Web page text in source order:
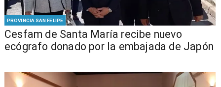
PROVINCIA SAN FELIPE
Cesfam de Santa María recibe nuevo
ecógrafo donado por la embajada de Japón